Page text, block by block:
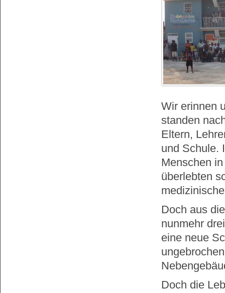
Wir erinnen
standen
Eltern,
und Schule.
Menschen
überlebten
Doch aus
nunmehr
eine neue
Doch die